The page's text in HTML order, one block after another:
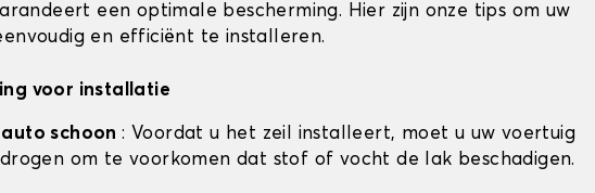
een optimale bescherming. Hier zijn onze tips om uw
en efficiënt te installeren.
voor installatie
auto schoon: Voordat u het zeil installeert, moet u uw voertuig
om te voorkomen dat stof of vocht de lak beschadigen.